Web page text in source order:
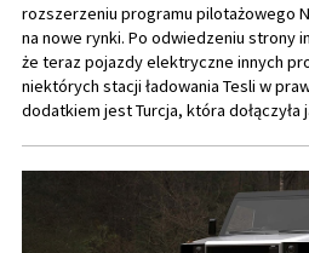
rozszerzeniu programu pilotażowego
na nowe rynki. Po odwiedzeniu strony
że teraz pojazdy elektryczne innych
niektórych stacji ładowania Tesli w
dodatkiem jest Turcja, która dołączyła